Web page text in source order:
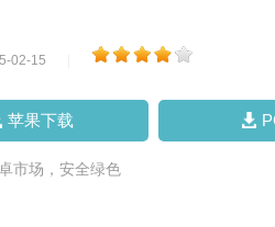
02-15
苹果下载
市场，安全绿色